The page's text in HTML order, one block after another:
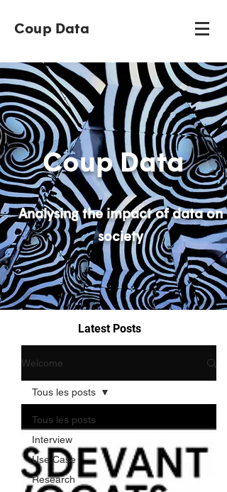
Coup Data
Latest Posts
Welcome
Tous les posts
Interview
Use Case
Research
Tous les posts
Coup Data
Analysing the impact of data on
society